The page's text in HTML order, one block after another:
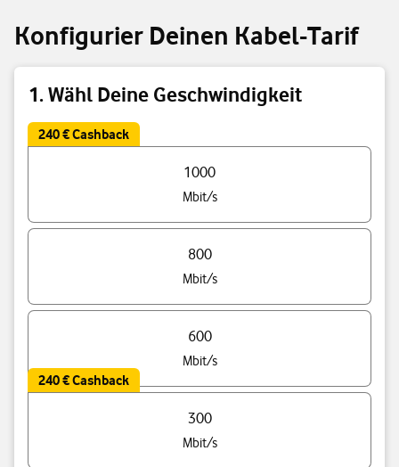
Konfigurier Deinen Kabel-Tarif
1. Wähl Deine Geschwindigkeit
240 € Cashback
1000
Mbit/s
800
Mbit/s
600
Mbit/s
240 € Cashback
300
Mbit/s